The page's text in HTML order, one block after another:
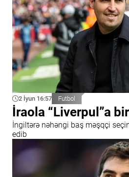
2 İyun 16:57 Futbol
İraola “Liverpul”a
İngiltərə nəhəngi baş məşqçi
edib